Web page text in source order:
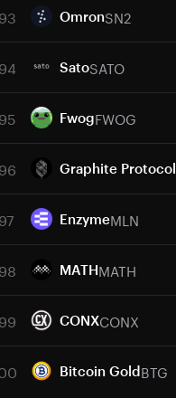
OmronSN2
SatoSATO
FwogFWOG
Graphite Protocol
EnzymeMLN
MATHMATH
CONXCONX
Bitcoin GoldBTG